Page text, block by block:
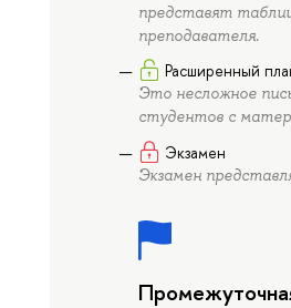
представят
преподавателя.
Расширенный
Это несложное
студентов с
Экзамен
Экзамен